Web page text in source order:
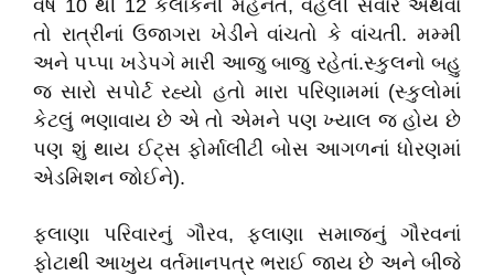
વષઁ 10 થી 12 કલાકની મહેનત, વહેલી સવાર અથવા
તો રાત્રીનાં ઉજાગરા ખેડીને વાંચતો કે વાંચતી. મમ્મી
અને પપ્પા ખડેપગે મારી આજુ બાજુ રહેતાં.સ્કુલનો બહુ
જ સારો સપોર્ટ રહ્યો હતો મારા પરિણામમાં (સ્કુલોમાં
કેટલું ભણાવાય છે એ તો એમને પણ ખ્યાલ જ હોય છે
પણ શું થાય ઈટ્સ ફોર્માલીટી બોસ આગળનાં ધોરણમાં
એડમિશન જોઈને).
ફલાણા પરિવારનું ગૌરવ, ફલાણા સમાજનું ગૌરવનાં
ફોટાથી આખુય વર્તમાનપત્ર ભરાઈ જાય છે અને બીજે